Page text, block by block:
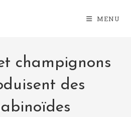
MENU
champignons
des